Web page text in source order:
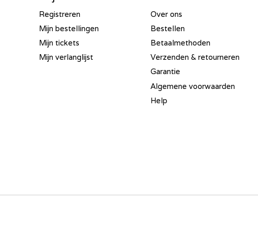
Registreren
Mijn bestellingen
Mijn tickets
Mijn verlanglijst
Over ons
Bestellen
Betaalmethoden
Verzenden & retourneren
Garantie
Algemene voorwaarden
Help